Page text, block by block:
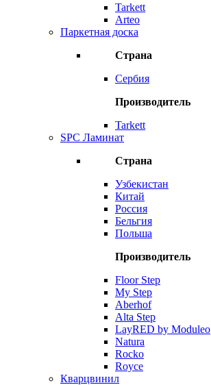
Tarkett
Arteo
Паркетная доска
Страна
Сербия
Производитель
Tarkett
SPC Ламинат
Страна
Узбекистан
Китай
Россия
Бельгия
Польша
Производитель
Floor Step
My Step
Aberhof
Alta Step
LayRED by Moduleo
Natura
Rocko
Royce
Кварцвинил